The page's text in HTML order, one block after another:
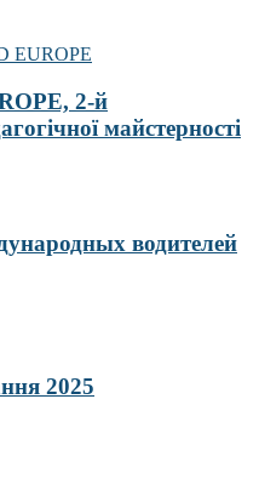
2-й
майстерності
водителей
2025